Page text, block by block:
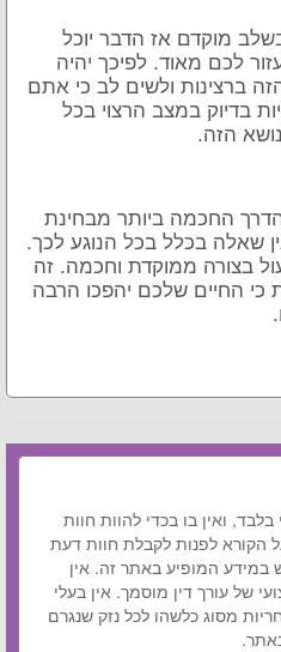
מוקדם אז הדבר יוכל
לכם מאוד. לפיכך יהיה
ברצינות ולשים לב כי אתם
בדיוק במצב הרצוי בכל
הזה.
הדרך החכמה ביותר מבחינת
שאלה בכלל בכל הנוגע לכך.
בצורה ממוקדת וחכמה. זה
כי החיים שלכם יהפכו הרבה
ואין בו בכדי להוות חוות
הקורא לפנות לקבלת חוות דעת
במידע המופיע באתר זה. אין
של עורך דין מוסמך. אין בעלי
מסוג כלשהו לכל נזק שנגרם